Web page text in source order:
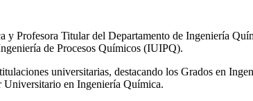
y Profesora Titular del Departamento de Ingeniería
de Procesos Químicos (IUIPQ).
universitarias, destacando los Grados en
Universitario en Ingeniería Química.